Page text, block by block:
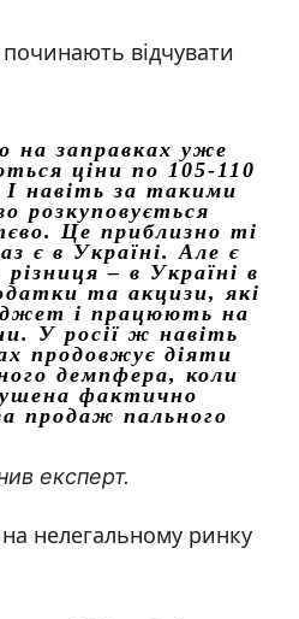
відчувати
заправках уже
ціни по 105-110
І навіть за такими
розкуповується
Це приблизно ті
є в Україні. Але є
– в Україні в
та акцизи, які
і працюють на
У росії ж навіть
продовжує діяти
демпфера, коли
фактично
продаж пального
експерт.
нелегальному ринку